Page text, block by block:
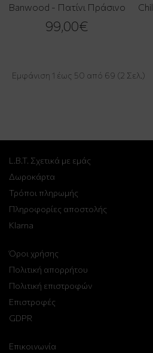
Banwood - Πατίνι Πράσινο
99,00€
Εμφάνιση 1 έως 50 από 69 (2 Σελ.)
L.B.T. Σχετικά με εμάς
Δωροκάρτα
Τρόποι πληρωμής
Πληροφορίες αποστολής
Klarna
Όροι χρήσης
Πολιτική απορρήτου
Πολιτική επιστροφών
Επιστροφές
GDPR
Επικοινωνία